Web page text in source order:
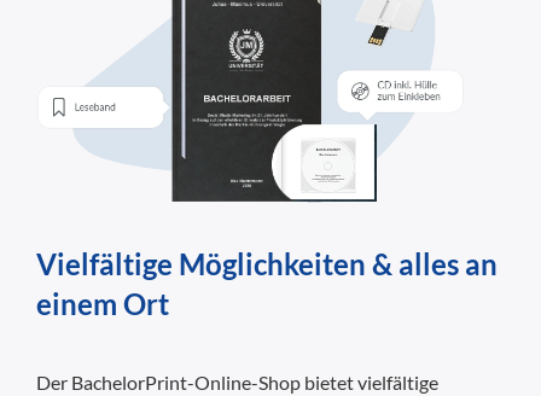
Vielfältige Möglichkeiten & alles an
einem Ort
Der BachelorPrint-Online-Shop bietet vielfältige